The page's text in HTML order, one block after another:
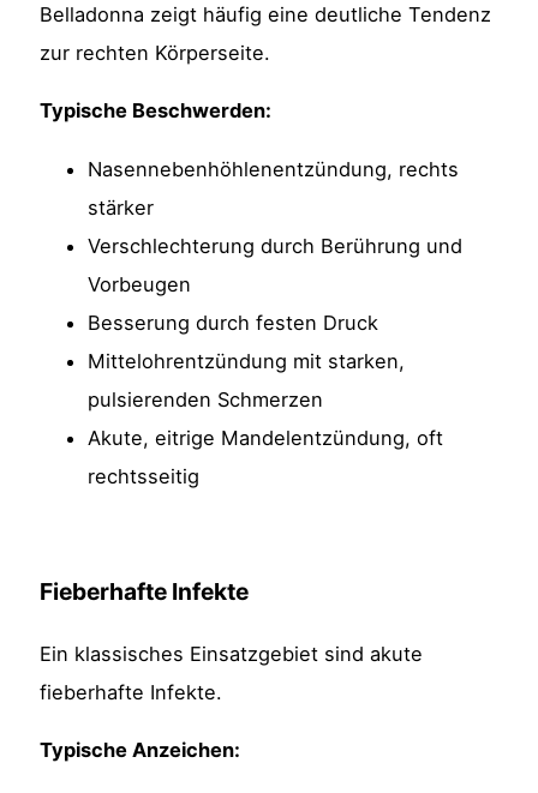
Belladonna zeigt häufig eine deutliche Tendenz
zur rechten Körperseite.
Typische Beschwerden:
Nasennebenhöhlenentzündung, rechts
stärker
Verschlechterung durch Berührung und
Vorbeugen
Besserung durch festen Druck
Mittelohrentzündung mit starken,
pulsierenden Schmerzen
Akute, eitrige Mandelentzündung, oft
rechtsseitig
Fieberhafte Infekte
Ein klassisches Einsatzgebiet sind akute
fieberhafte Infekte.
Typische Anzeichen: